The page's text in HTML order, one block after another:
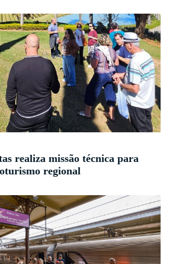
realiza missão técnica para
regional